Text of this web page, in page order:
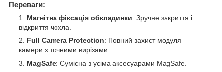
Переваги:
Магнітна фіксація обкладинки: Зручне закриття і
відкриття чохла.
Full Camera Protection: Повний захист модуля
камери з точними вирізами.
MagSafe: Сумісна з усіма аксесуарами MagSafe.